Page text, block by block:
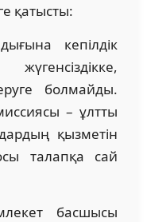
қатысты:
кепілдік
болмайды.
– ұлтты
қызметін
талапқа сай
басшысы